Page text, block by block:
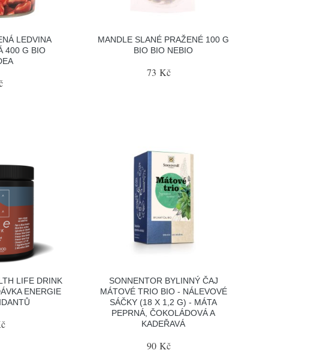
LEDVINA
400 G BIO
MANDLE SLANÉ PRAŽENÉ 100 G
BIO BIO NEBIO
73 Kč
LIFE DRINK
ENERGIE
SONNENTOR BYLINNÝ ČAJ
MÁTOVÉ TRIO BIO - NÁLEVOVÉ
SÁČKY (18 X 1,2 G) - MÁTA
PEPRNÁ, ČOKOLÁDOVÁ A
KADEŘAVÁ
90 Kč